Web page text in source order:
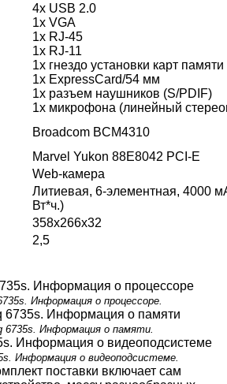
4х USB 2.0
1x VGA
1х RJ-45
1x RJ-11
1x гнездо установки карт памяти
1х ExpressCard/54 мм
1х разъем наушников (S/PDIF)
1х микрофона (линейный
Broadcom BCM4310
Marvel Yukon 88E8042 PCI-E
Web-камера
Литиевая, 6-элементная, 4000
Вт*ч.)
358x266x32
2,5
Информация о процессоре.
6735s. Информация о памяти.
Информация о видеоподсистеме.
поставки включает сам